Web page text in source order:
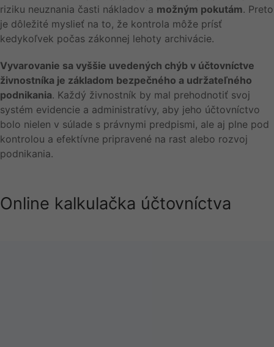
riziku neuznania časti nákladov a možným pokutám. Preto
je dôležité myslieť na to, že kontrola môže prísť
kedykoľvek počas zákonnej lehoty archivácie.
Vyvarovanie sa vyššie uvedených chýb v účtovníctve
živnostníka je základom bezpečného a udržateľného
podnikania. Každý živnostník by mal prehodnotiť svoj
systém evidencie a administratívy, aby jeho účtovníctvo
bolo nielen v súlade s právnymi predpismi, ale aj plne pod
kontrolou a efektívne pripravené na rast alebo rozvoj
podnikania.
Online kalkulačka účtovníctva